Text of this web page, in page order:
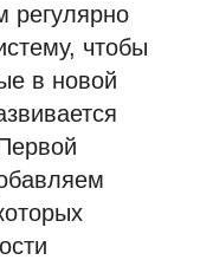
регулярно
чтобы
в новой